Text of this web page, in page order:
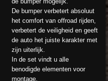
De bumper verbetert absoluut
het comfort van offroad rijden,
verbetert de veiligheid en geeft
de auto het juiste karakter met
zijn uiterlijk.
In de set vindt u alle
benodigde elementen voor
montage.